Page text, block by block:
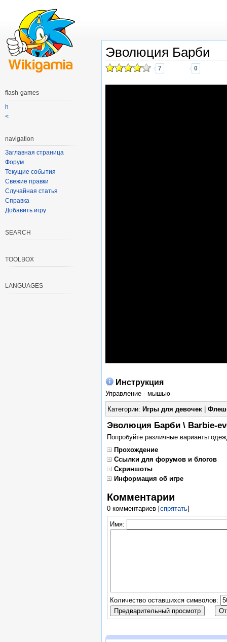
Эволюция Барби
7 0
Инструкция
Управление - мышью
Категории: Игры для девочек|
Эволюция Барби \ Barbie-
Попробуйте различные варианты
Прохождение
Ссылки для форумов и блогов
Скриншоты
Информация об игре
Комментарии
0 комментариев[спрятать]
Имя:
Количество оставшихся символов:
flash-games
h
<
navigation
Заглавная страница
Форум
Текущие события
Свежие правки
Случайная статья
Справка
Добавить игру
SEARCH
TOOLBOX
LANGUAGES